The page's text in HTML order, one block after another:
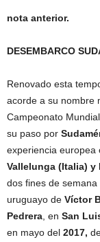
nota anterior.
DESEMBARCO
Renovado esta
acorde a su nombre
Campeonato
su paso por
experiencia europea
Vallelunga (Italia) y
dos fines de
uruguayo de Víctor
Pedrera , en San
en mayo del 2017,